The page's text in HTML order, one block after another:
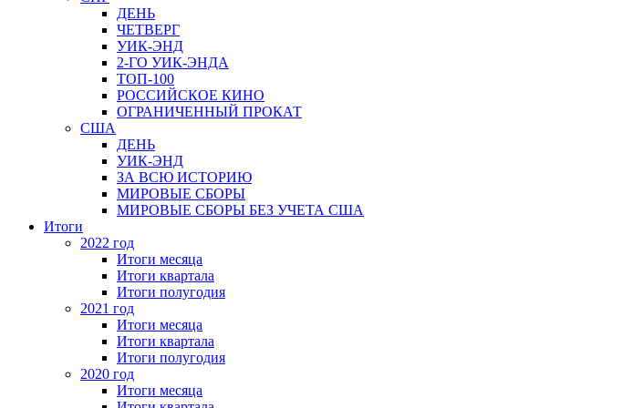
ДЕНЬ
ЧЕТВЕРГ
УИК-ЭНД
2-ГО УИК-ЭНДА
ТОП-100
РОССИЙСКОЕ КИНО
ОГРАНИЧЕННЫЙ ПРОКАТ
США
ДЕНЬ
УИК-ЭНД
ЗА ВСЮ ИСТОРИЮ
МИРОВЫЕ СБОРЫ
МИРОВЫЕ СБОРЫ БЕЗ УЧЕТА США
Итоги
2022 год
Итоги месяца
Итоги квартала
Итоги полугодия
2021 год
Итоги месяца
Итоги квартала
Итоги полугодия
2020 год
Итоги месяца